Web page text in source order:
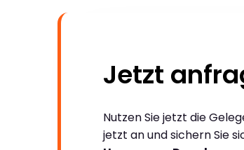
Jetzt
Nutzen Sie jetzt die
jetzt an und sichern Sie